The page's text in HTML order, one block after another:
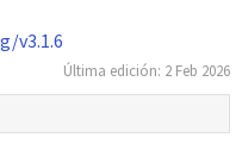
v3.1.6
Última edición: 2 Feb 2026